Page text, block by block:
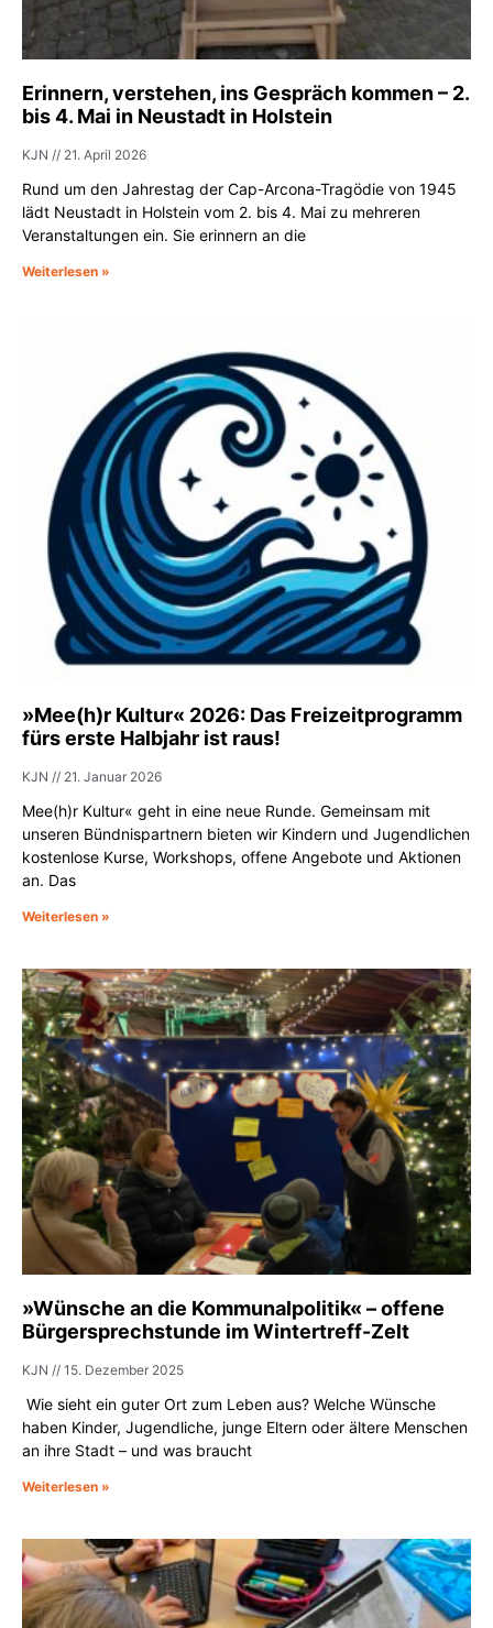
Erinnern, verstehen, ins Gespräch kommen – 2.
bis 4. Mai in Neustadt in Holstein
KJN 21. April 2026
Rund um den Jahrestag der Cap-Arcona-Tragödie von 1945
lädt Neustadt in Holstein vom 2. bis 4. Mai zu mehreren
Veranstaltungen ein. Sie erinnern an die
Weiterlesen »
»Mee(h)r Kultur« 2026: Das Freizeitprogramm
fürs erste Halbjahr ist raus!
KJN 21. Januar 2026
Mee(h)r Kultur« geht in eine neue Runde. Gemeinsam mit
unseren Bündnispartnern bieten wir Kindern und Jugendlichen
kostenlose Kurse, Workshops, offene Angebote und Aktionen
an. Das
Weiterlesen »
»Wünsche an die Kommunalpolitik« – offene
Bürgersprechstunde im Wintertreff-Zelt
KJN 15. Dezember 2025
Wie sieht ein guter Ort zum Leben aus? Welche Wünsche
haben Kinder, Jugendliche, junge Eltern oder ältere Menschen
an ihre Stadt – und was braucht
Weiterlesen »